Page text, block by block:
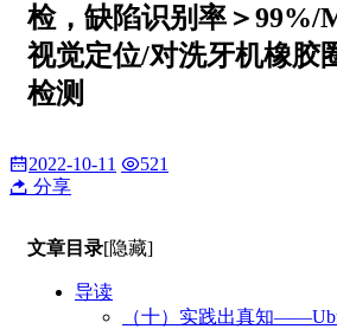
检，缺陷识别率＞99%/
视觉定位/对洗牙机橡胶
检测
2022-10-11
521
分享
文章目录[隐藏]
导读
（十）实践出真知